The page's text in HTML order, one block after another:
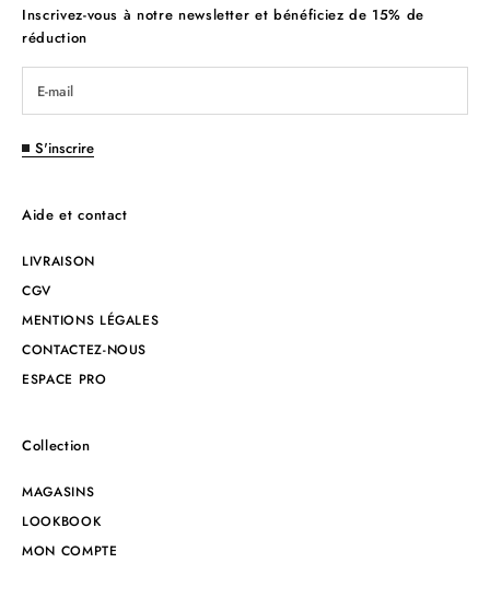
Inscrivez-vous à notre newsletter et bénéficiez de 15% de
réduction
S'inscrire
Aide et contact
LIVRAISON
CGV
MENTIONS LÉGALES
CONTACTEZ-NOUS
ESPACE PRO
Collection
MAGASINS
LOOKBOOK
MON COMPTE